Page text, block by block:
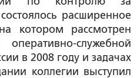
расширенное
котором рассмотрен
служебной
в 2008 году и задачах
коллегии выступил